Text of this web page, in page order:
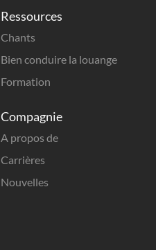
Ressources
Chants
Bien conduire la louange
Formation
Compagnie
A propos de
Carrières
Nouvelles